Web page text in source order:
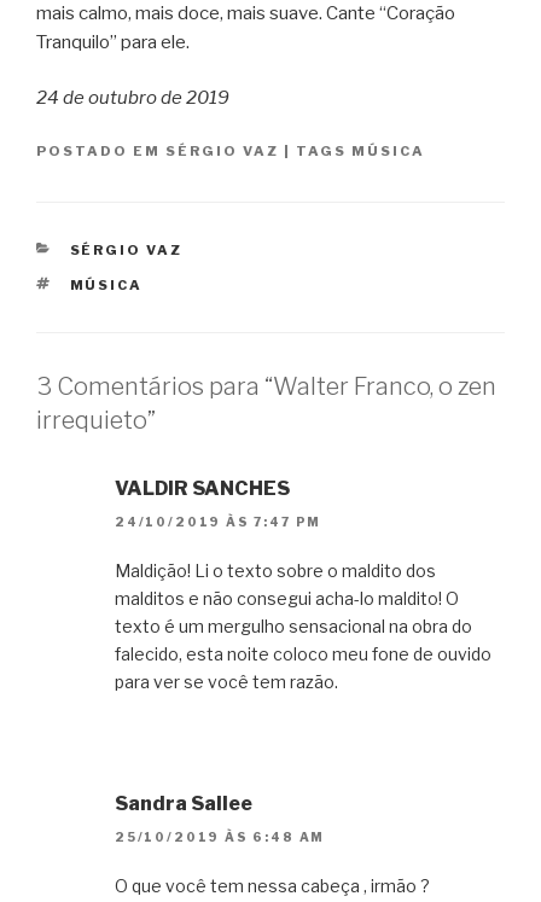
mais calmo, mais doce, mais suave. Cante “Coração
Tranquilo” para ele.
24 de outubro de 2019
POSTADO EM SÉRGIO VAZ | TAGS MÚSICA
CATEGORIAS
SÉRGIO VAZ
TAGS
MÚSICA
3 Comentários para “Walter Franco, o zen
irrequieto”
VALDIR SANCHES
24/10/2019 ÀS 7:47 PM
Maldição! Li o texto sobre o maldito dos
malditos e não consegui acha-lo maldito! O
texto é um mergulho sensacional na obra do
falecido, esta noite coloco meu fone de ouvido
para ver se você tem razão.
Sandra Sallee
25/10/2019 ÀS 6:48 AM
O que você tem nessa cabeça , irmão ?